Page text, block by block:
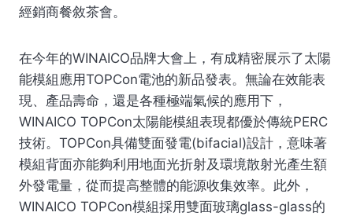
經銷商餐敘茶會。
在今年的WINAICO品牌大會上，有成精密展示了太陽
能模組應用TOPCon電池的新品發表。無論在效能表
現、產品壽命，還是各種極端氣候的應用下，
WINAICO TOPCon太陽能模組表現都優於傳統PERC
技術。TOPCon具備雙面發電(bifacial)設計，意味著
模組背面亦能夠利用地面光折射及環境散射光產生額
外發電量，從而提高整體的能源收集效率。此外，
WINAICO TOPCon模組採用雙面玻璃glass-glass的